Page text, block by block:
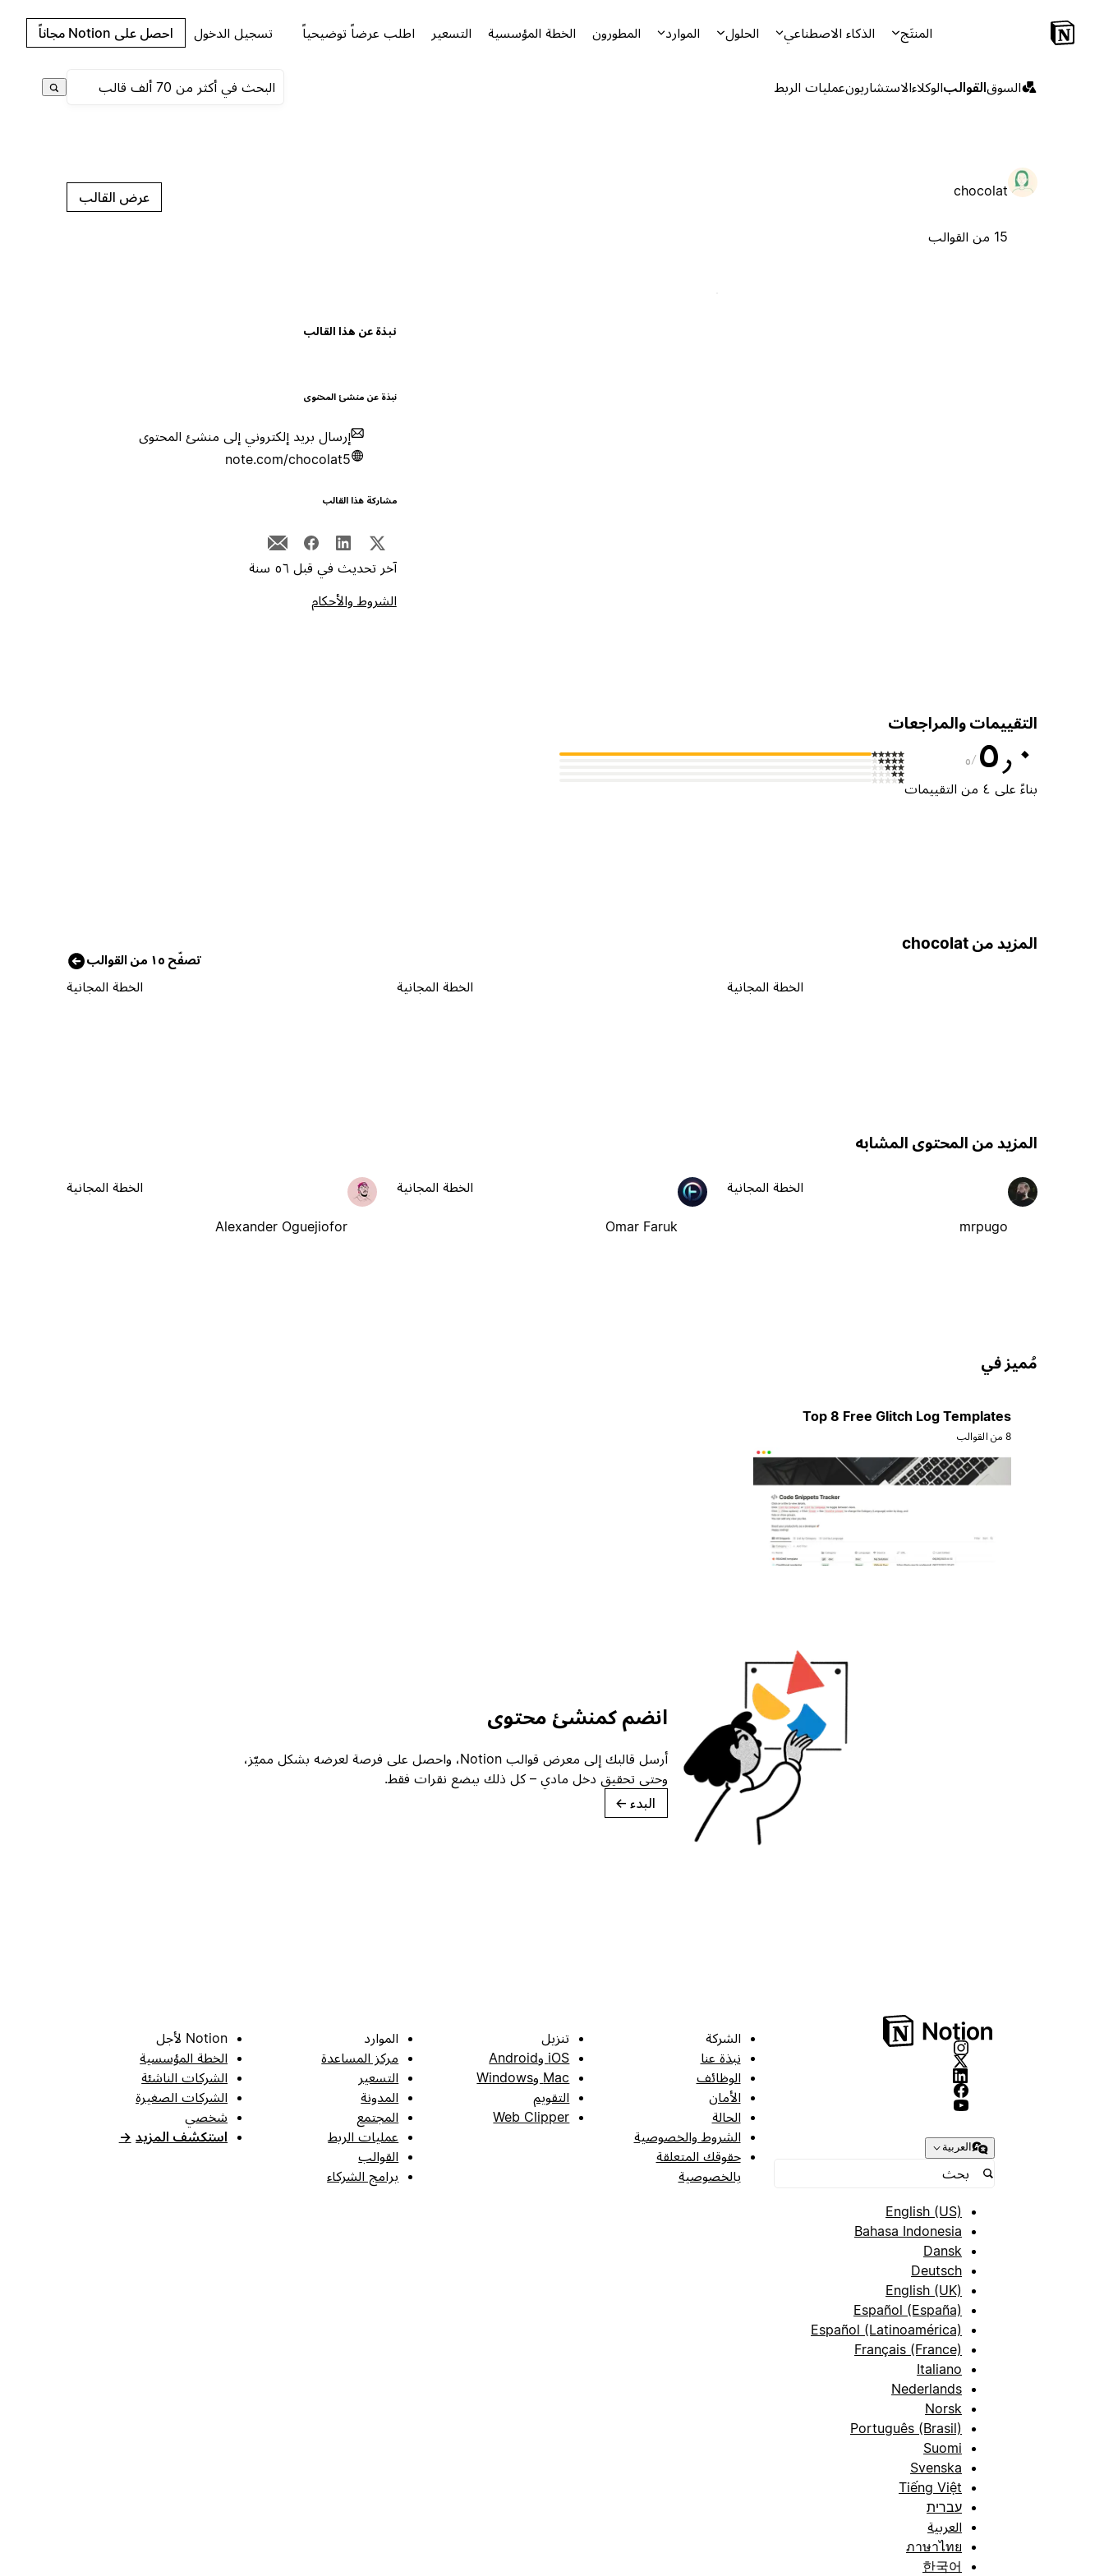
المنتَج الذكاء الاصطناعي الحلول الموارد المطورون الخطة المؤسسية التسعير اطلب عرضاً توضيحياً تسجيل الدخول احصل على Notion مجاناً
السوقالقوالبالوكلاءالاستشاريونعمليات الربط
chocolat
15 من القوالب
عرض القالب
نبذة عن هذا القالب
نبذة عن منشئ المحتوى
إرسال بريد إلكتروني إلى منشئ المحتوى
note.com/chocolat5
مشاركة هذا القالب
آخر تحديث في قبل ٥٦ سنة
الشروط والأحكام
التقييمات والمراجعات
٥٫٠ ٥
بناءً على ٤ من التقييمات
المزيد من chocolat
تصفّح ١٥ من القوالب
الخطة المجانية الخطة المجانية الخطة المجانية
المزيد من المحتوى المشابه
mrpugo
الخطة المجانية
Omar Faruk
الخطة المجانية
Alexander Oguejiofor
الخطة المجانية
مُميز في
Top 8 Free Glitch Log Templates
8 من القوالب
انضم كمنشئ محتوى
أرسل قالبك إلى معرض قوالب Notion، واحصل على فرصة لعرضه بشكل مميّز،
وحتى تحقيق دخل مادي – كل ذلك ببضع نقرات فقط.
البدء →
العربية
English (US)
Bahasa Indonesia
Dansk
Deutsch
English (UK)
Español (España)
Español (Latinoamérica)
Français (France)
Italiano
Nederlands
Norsk
Português (Brasil)
Suomi
Svenska
Tiếng Việt
עברית
العربية
ภาษาไทย
한국어
الشركة
نبذة عنا
الوظائف
الأمان
الحالة
الشروط والخصوصية
حقوقك المتعلقة
بالخصوصية
تنزيل
iOS وAndroid
Mac وWindows
التقويم
Web Clipper
الموارد
مركز المساعدة
التسعير
المدونة
المجتمع
عمليات الربط
القوالب
برامج الشركاء
Notion لأجل
الخطة المؤسسية
الشركات الناشئة
الشركات الصغيرة
شخصي
استكشف المزيد →